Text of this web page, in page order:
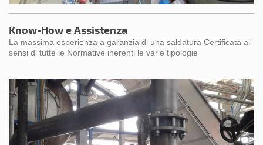
Know-How e Assistenza
La massima esperienza a garanzia di una saldatura Certificata ai
sensi di tutte le Normative inerenti le varie tipologie